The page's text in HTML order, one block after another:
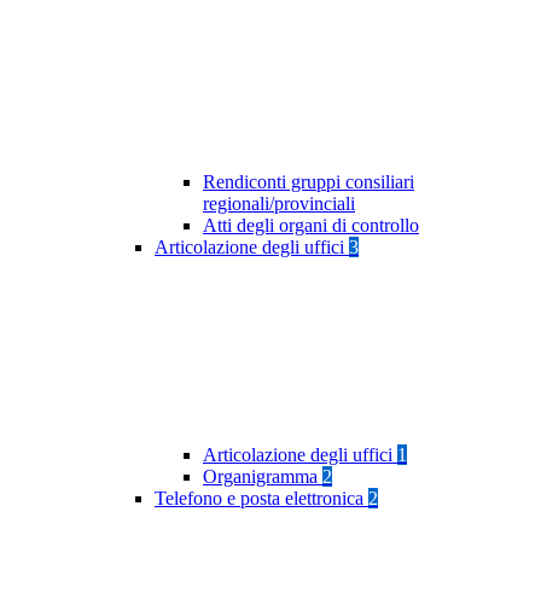
Rendiconti gruppi consiliari
regionali/provinciali
Atti degli organi di controllo
Articolazione degli uffici 3
Articolazione degli uffici 1
Organigramma 2
Telefono e posta elettronica 2